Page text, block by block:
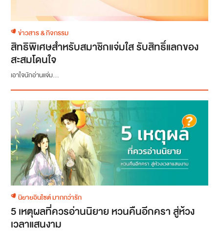
ข่าวสาร & กิจกรรม
สิทธิพิเศษสำหรับสมาชิกแจ่มใส รับสิทธิ์แลกของ
สะสมโดนใจ
เอาใจนักอ่านแจ่ม...
นิยายอินไซต์ มากกว่ารัก
5 เหตุผลที่ควรอ่านนิยาย หวนคืนอีกครา สู่ห้วง
เวลาแสนงาม